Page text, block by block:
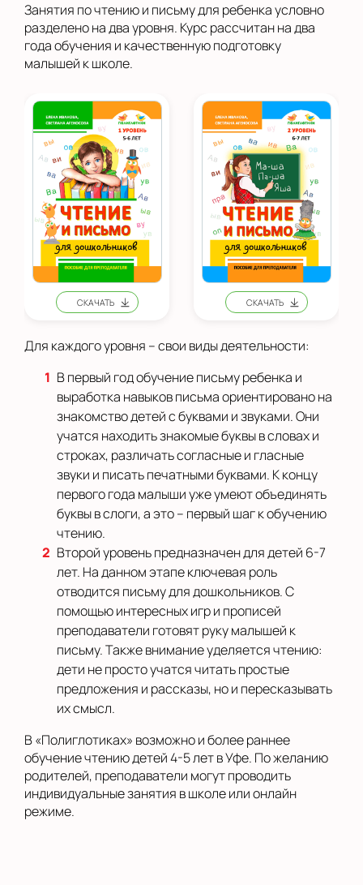
Занятия по чтению и письму для ребенка условно
разделено на два уровня. Курс рассчитан на два
года обучения и качественную подготовку
малышей к школе.
Для каждого уровня – свои виды деятельности:
В первый год обучение письму ребенка и
выработка навыков письма ориентировано на
знакомство детей с буквами и звуками. Они
учатся находить знакомые буквы в словах и
строках, различать согласные и гласные
звуки и писать печатными буквами. К концу
первого года малыши уже умеют объединять
буквы в слоги, а это – первый шаг к обучению
чтению.
Второй уровень предназначен для детей 6-7
лет. На данном этапе ключевая роль
отводится письму для дошкольников. С
помощью интересных игр и прописей
преподаватели готовят руку малышей к
письму. Также внимание уделяется чтению:
дети не просто учатся читать простые
предложения и рассказы, но и пересказывать
их смысл.
В «Полиглотиках» возможно и более раннее
обучение чтению детей 4-5 лет в Уфе. По желанию
родителей, преподаватели могут проводить
индивидуальные занятия в школе или онлайн
режиме.